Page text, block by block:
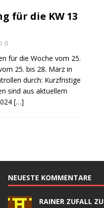
für die KW 13
0
für die Woche vom 25.
25. bis 28. März in
durch: Kurzfristige
sind aus aktuellem
[…]
NEUESTE KOMMENTARE
RAINER ZUFALL ZU